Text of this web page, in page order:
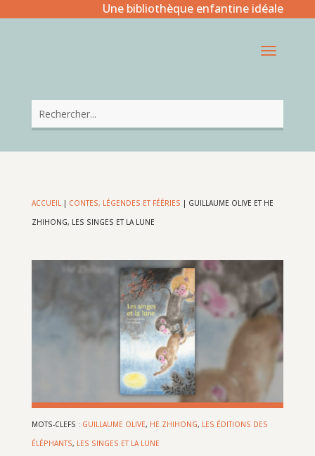
Une bibliothèque enfantine idéale
ACCUEIL| CONTES, LÉGENDES ET FÉÉRIES | GUILLAUME OLIVE ET HE
ZHIHONG, LES SINGES ET LA LUNE
MOTS-CLEFS : GUILLAUME OLIVE, HE ZHIHONG, LES ÉDITIONS DES
ÉLÉPHANTS, LES SINGES ET LA LUNE